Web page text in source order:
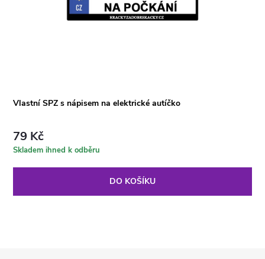
Vlastní SPZ s nápisem na elektrické autíčko
79 Kč
Skladem ihned k odběru
DO KOŠÍKU